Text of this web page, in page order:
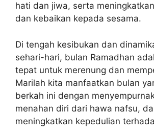
hati dan jiwa, serta
dan kebaikan kepada sesama.
Di tengah kesibukan dan
sehari-hari, bulan Ramadhan
tepat untuk merenung dan
Marilah kita manfaatkan bulan
berkah ini dengan
menahan diri dari hawa nafsu,
meningkatkan kepedulian